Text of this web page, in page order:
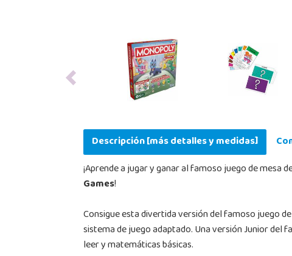
Previous
Descripción [más detalles y medidas]
¡Aprende a jugar y ganar al famoso juego de mesa
Games!
Consigue esta divertida versión del famoso juego
sistema de juego adaptado. Una versión Junior del
leer y matemáticas básicas.